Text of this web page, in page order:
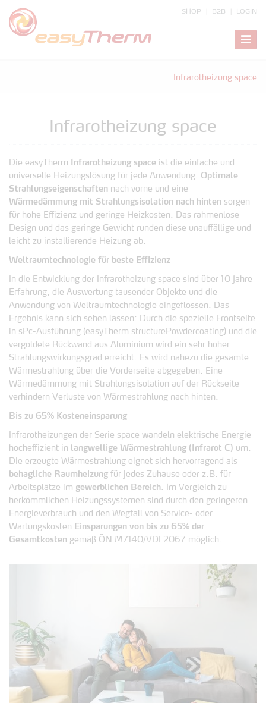
SHOP B2B LOGIN
zeige
Infrarotheizung space
Infrarotheizung space
Die easyTherm Infrarotheizung space ist die einfache und
universelle Heizungslösung für jede Anwendung. Optimale
Strahlungseigenschaften nach vorne und eine
Wärmedämmung mit Strahlungsisolation nach hinten sorgen
für hohe Effizienz und geringe Heizkosten. Das rahmenlose
Design und das geringe Gewicht runden diese unauffällige und
leicht zu installierende Heizung ab.
Weltraumtechnologie für beste Effizienz
In die Entwicklung der Infrarotheizung space sind über 10 Jahre
Erfahrung, die Auswertung tausender Objekte und die
Anwendung von Weltraumtechnologie eingeflossen. Das
Ergebnis kann sich sehen lassen: Durch die spezielle Frontseite
in sPc-Ausführung (easyTherm structurePowdercoating) und die
vergoldete Rückwand aus Aluminium wird ein sehr hoher
Strahlungswirkungsgrad erreicht. Es wird nahezu die gesamte
Wärmestrahlung über die Vorderseite abgegeben. Eine
Wärmedämmung mit Strahlungsisolation auf der Rückseite
verhindern Verluste von Wärmestrahlung nach hinten.
Bis zu 65% Kosteneinsparung
Infrarotheizungen der Serie space wandeln elektrische Energie
hocheffizient in langwellige Wärmestrahlung (Infrarot C) um.
Die erzeugte Wärmestrahlung eignet sich hervorragend als
behagliche Raumheizung für jedes Zuhause oder z.B. für
Arbeitsplätze im gewerblichen Bereich. Im Vergleich zu
herkömmlichen Heizungssystemen sind durch den geringeren
Energieverbrauch und den Wegfall von Service- oder
Wartungskosten Einsparungen von bis zu 65% der
Gesamtkosten gemäß ÖN M7140/VDI 2067 möglich.